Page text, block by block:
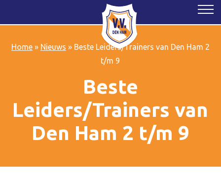
Home» Nieuws » Beste Leiders/Trainers van Den Ham 2
t/m 9
Beste
Leiders/Trainers van
Den Ham 2 t/m 9